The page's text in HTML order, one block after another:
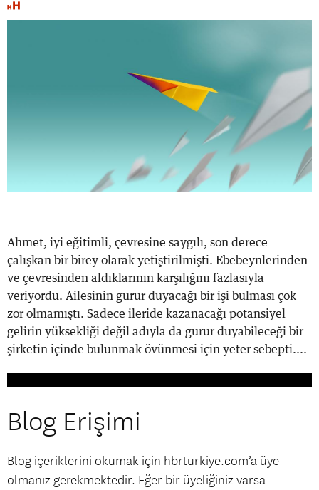
Ahmet, iyi eğitimli, çevresine saygılı, son derece
çalışkan bir birey olarak yetiştirilmişti. Ebebeynlerinden
ve çevresinden aldıklarının karşılığını fazlasıyla
veriyordu. Ailesinin gurur duyacağı bir işi bulması çok
zor olmamıştı. Sadece ileride kazanacağı potansiyel
gelirin yüksekliği değil adıyla da gurur duyabileceği bir
şirketin içinde bulunmak övünmesi için yeter sebepti....
Blog Erişimi
Blog içeriklerini okumak için hbrturkiye.com’a üye
olmanız gerekmektedir. Eğer bir üyeliğiniz varsa